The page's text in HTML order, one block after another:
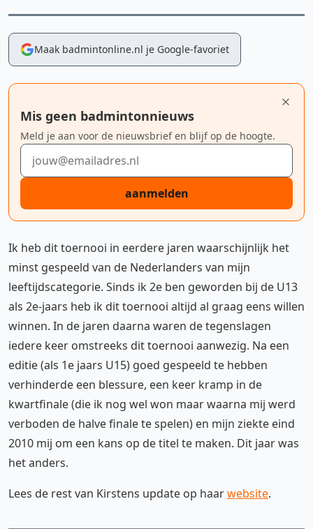
Maak badmintonline.nl je Google-favoriet
Mis geen badmintonnieuws
Meld je aan voor de nieuwsbrief en blijf op de hoogte.
E-mailadres
aanmelden
Ik heb dit toernooi in eerdere jaren waarschijnlijk het
minst gespeeld van de Nederlanders van mijn
leeftijdscategorie. Sinds ik 2e ben geworden bij de U13
als 2e-jaars heb ik dit toernooi altijd al graag eens willen
winnen. In de jaren daarna waren de tegenslagen
iedere keer omstreeks dit toernooi aanwezig. Na een
editie (als 1e jaars U15) goed gespeeld te hebben
verhinderde een blessure, een keer kramp in de
kwartfinale (die ik nog wel won maar waarna mij werd
verboden de halve finale te spelen) en mijn ziekte eind
2010 mij om een kans op de titel te maken. Dit jaar was
het anders.
Lees de rest van Kirstens update op haarwebsite.